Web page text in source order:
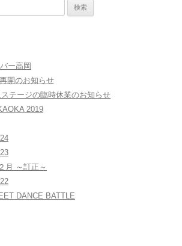
ー高岡
開のお知らせ
テージの臨時休業のお知らせ
2019
月 ～訂正～
DANCE BATTLE